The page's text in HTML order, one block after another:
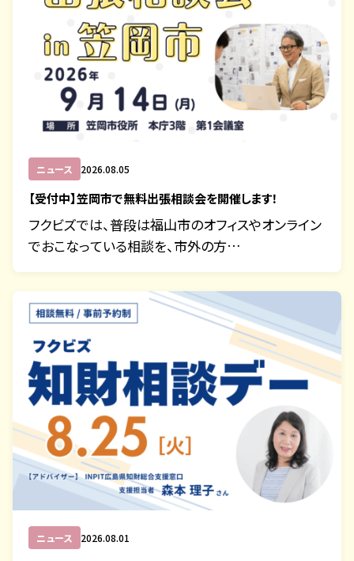
ニュース 2026.08.05
【受付中】笠岡市で無料出張相談会を開催します！
フクビズでは、普段は福山市のオフィスやオンライン
でおこなっている相談を、市外の方…
ニュース 2026.08.01